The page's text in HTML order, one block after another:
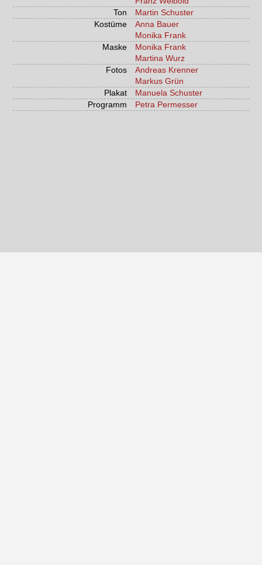
Ton
Martin Schuster
Kostüme
Anna Bauer
Monika Frank
Maske
Monika Frank
Martina Wurz
Fotos
Andreas Krenner
Markus Grün
Plakat
Manuela Schuster
Programm
Petra Permesser